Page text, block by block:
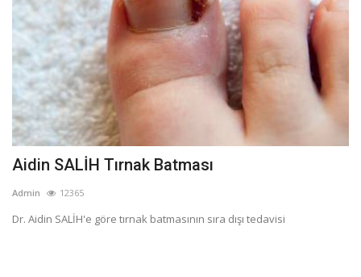
Aidin SALİH Tırnak Batması
Admin 12365
Dr. Aidin SALİH'e göre tırnak batmasının sıra dışı tedavisi